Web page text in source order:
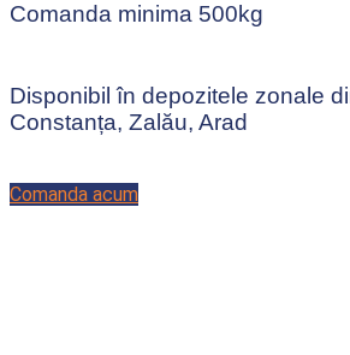
Comanda minima 500kg
Disponibil în depozitele zonale
Constanța, Zalău, Arad
Comanda acum